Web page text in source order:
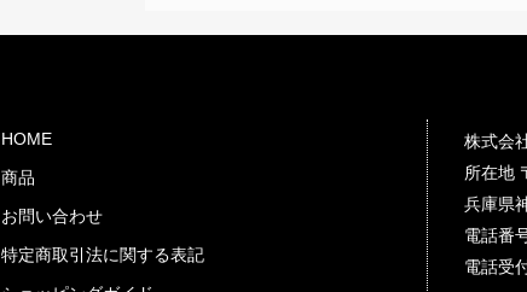
HOME
商品
お問い合わせ
特定商取引法に関する表記
株式会
所在地
兵庫県
電話番
電話受